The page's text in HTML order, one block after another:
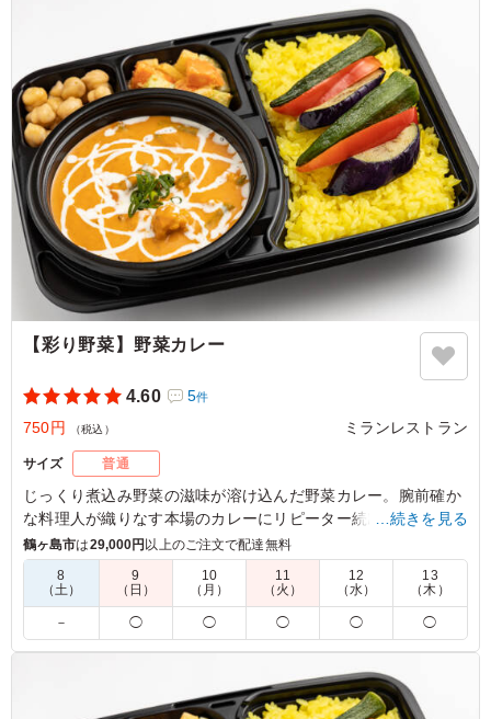
※中東情勢の影響により容器を変更してお届けする可能性があ
ります。ご了承ください。
4.0
こちらのお弁当で鰻は初めてでした。少し小骨が気になり
ましたが、身は柔らかくふっくらとして美味しかったで
す。コスパもボリュームも大満足でした。ただ、鴨ロース
が以前に比べパサついてジューシーさがなく、名物の出汁
たっぷりのだし巻き卵も甘めの普通の卵焼きになってしま
っていたのが残念でした。
ご利用シーン： 会議・セミナー
会議
埼玉県川越市芳野台2026/06/25
【彩り野菜】野菜カレー
4.60 5件
750円 （税込） ミランレストラン
サイズ 普通
じっくり煮込み野菜の滋味が溶け込んだ野菜カレー。腕前確か
な料理人が織りなす本場のカレーにリピーター続出。日本にい
ながら本場インド・ネパールのカレーをお楽しみいただけま
す。
※ハラル対応弁当です。
700円代と大変お得でコスパのいい商品です。安いですが
量も十分でした。かなり甘口で子供にも好まれる味でし
…続きを見る
鶴ヶ島市は29,000円以上のご注文で配達無料
8
（土）
9
（日）
10
（月）
11
（火）
12
（水）
13
（木）
－ ◯ ◯ ◯ ◯ ◯